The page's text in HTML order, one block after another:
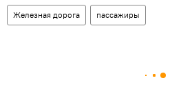
Железная дорога пассажиры